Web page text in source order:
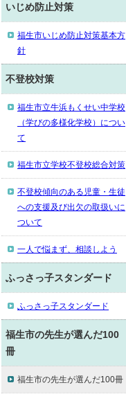
いじめ防止対策
福生市いじめ防止対策基本方
針
不登校対策
福生市立牛浜もくせい中学校
（学びの多様化学校）につい
て
福生市立学校不登校総合対策
不登校傾向のある児童・生徒
への支援及び出欠の取扱いに
ついて
一人で悩まず、相談しよう
ふっさっ子スタンダード
ふっさっ子スタンダード
福生市の先生が選んだ100
冊
福生市の先生が選んだ100冊